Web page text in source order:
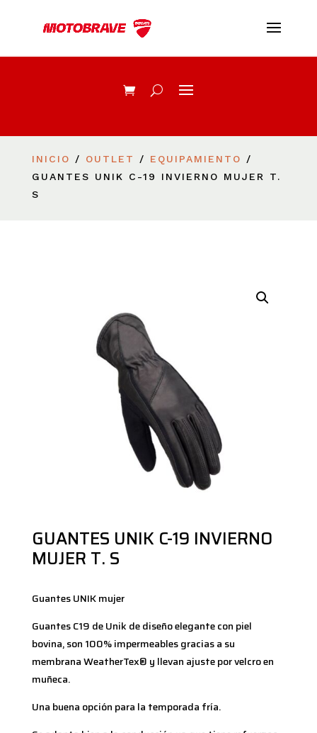
INICIO / OUTLET / EQUIPAMIENTO
/
GUANTES UNIK C-19 INVIERNO MUJER T.
S
GUANTES UNIK C-19 INVIERNO
MUJER T. S
Guantes UNIK mujer
Guantes C19 de Unik de diseño elegante con piel
bovina, son 100% impermeables gracias a su
membrana WeatherTex® y llevan ajuste por velcro en
muñeca.
Una buena opción para la temporada fría.